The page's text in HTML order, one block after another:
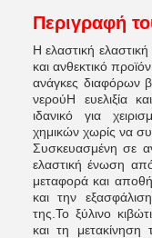
Περιγραφή
Η ελαστική
και ανθεκτικό
ανάγκες διαφόρων
νερούΗ ευελιξία
ιδανικό για
χημικών χωρίς να
Συσκευασμένη σε
ελαστική ένωση
μεταφορά και
και την
της.Το ξύλινο
και τη μετακίνηση